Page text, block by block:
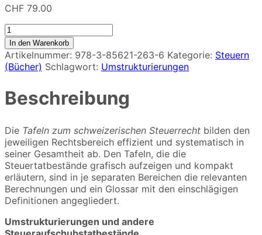
CHF 79.00
Umstrukturierungen
und
andere
Steueraufschubstatbestände
In den Warenkorb
Artikelnummer: 978-3-85621-263-6 Kategorie: Steuern
(Bücher) Schlagwort: Umstrukturierungen
Beschreibung
Die Tafeln zum schweizerischen Steuerrecht bilden den
jeweiligen Rechtsbereich effizient und systematisch in
seiner Gesamtheit ab. Den Tafeln, die die
Steuertatbestände grafisch aufzeigen und kompakt
erläutern, sind in je separaten Bereichen die relevanten
Berechnungen und ein Glossar mit den einschlägigen
Definitionen angegliedert.
Umstrukturierungen und andere